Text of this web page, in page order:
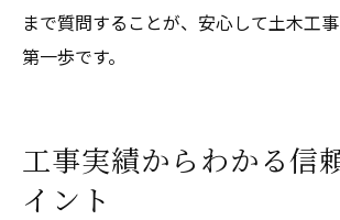
まで質問することが、安心して土木工
第一歩です。
工事実績からわかる信
イント